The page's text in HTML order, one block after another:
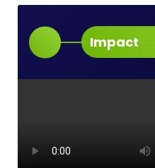
Impact